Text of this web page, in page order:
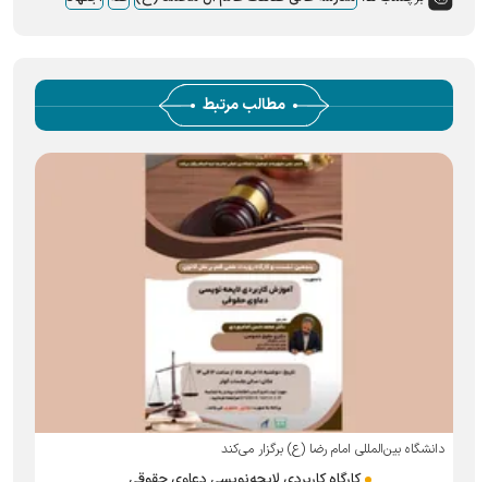
مطالب مرتبط
دانشگاه بین‌المللی امام رضا (ع) برگزار می‌کند